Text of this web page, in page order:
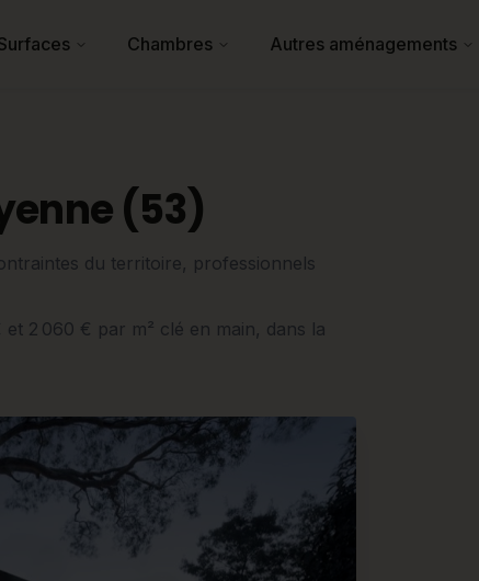
Chambres Autres aménagements
(53)
du territoire, professionnels
2 060 € par m² clé en main, dans la